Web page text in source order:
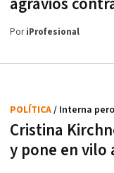
PoriProfesional
Cristina
y pone en vilo
POLÍTICA/ Interna